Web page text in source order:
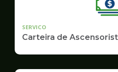
SERVICO
Carteira de